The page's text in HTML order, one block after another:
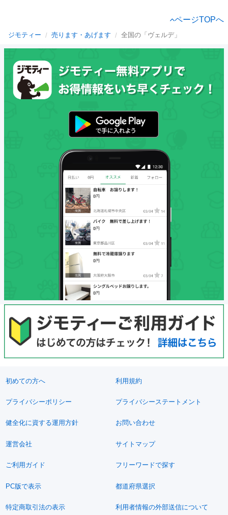
ページTOPへ
ジモティー 売ります・あげます 全国の「ヴェルデ」
初めての方へ 利用規約
プライバシーポリシー プライバシーステートメント
健全化に資する運用方針 お問い合わせ
運営会社 サイトマップ
ご利用ガイド フリーワードで探す
PC版で表示 都道府県選択
特定商取引法の表示 利用者情報の外部送信について